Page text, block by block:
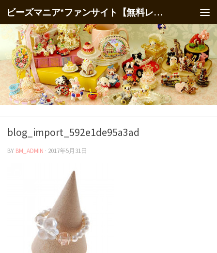
ビーズマニア*ファンサイト【無料レシピ】
blog_import_592e1de95a3ad
BY BM_ADMIN · 2017年5月31日